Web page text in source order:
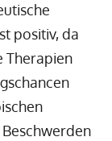
positiv, da
Therapien